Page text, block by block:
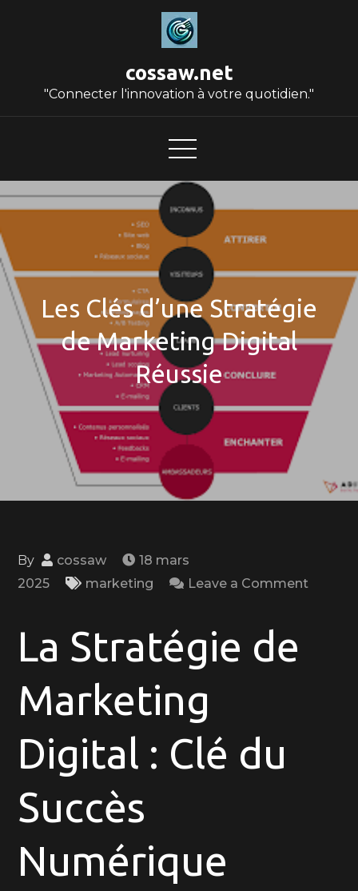
cossaw.net
"Connecter l'innovation à votre quotidien."
Les Clés d’une Stratégie
de Marketing Digital
Réussie
By cossaw
18 mars
2025
marketing Leave a Comment
La Stratégie de
Marketing
Digital : Clé du
Succès
Numérique